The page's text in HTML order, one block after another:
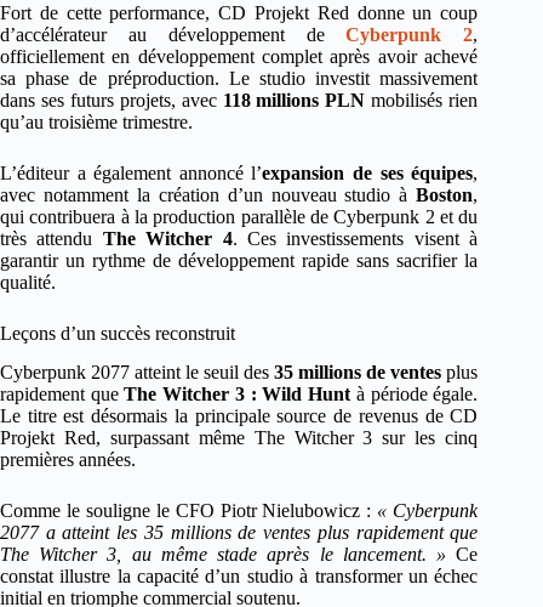
Fort de cette performance, CD Projekt Red donne un coup
d’accélérateur au développement deCyberpunk 2,
officiellement en développement complet après avoir achevé
sa phase de préproduction. Le studio investit massivement
dans ses futurs projets, avec 118 millions PLN mobilisés rien
qu’au troisième trimestre.
L’éditeur a également annoncé l’expansion de ses équipes,
avec notamment la création d’un nouveau studio àBoston,
qui contribuera à la production parallèle de Cyberpunk 2 et du
très attendu The Witcher 4. Ces investissements visent à
garantir un rythme de développement rapide sans sacrifier la
qualité.
Leçons d’un succès reconstruit
Cyberpunk 2077 atteint le seuil des35 millions de ventes plus
rapidement queThe Witcher 3 : Wild Huntà période égale.
Le titre est désormais la principale source de revenus de CD
Projekt Red, surpassant même The Witcher 3 sur les cinq
premières années.
Comme le souligne le CFO Piotr Nielubowicz : « Cyberpunk
2077 a atteint les 35 millions de ventes plus rapidement que
The Witcher 3, au même stade après le lancement. » Ce
constat illustre la capacité d’un studio à transformer un échec
initial en triomphe commercial soutenu.